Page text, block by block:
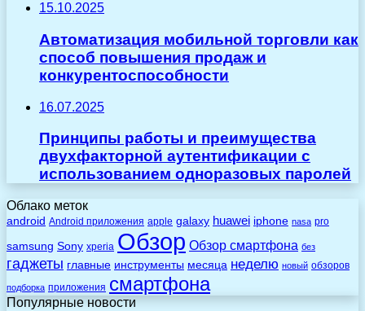
15.10.2025
Автоматизация мобильной торговли как
способ повышения продаж и
конкурентоспособности
16.07.2025
Принципы работы и преимущества
двухфакторной аутентификации с
использованием одноразовых паролей
Облако меток
android Android приложения apple galaxy huawei iphone nasa pro
samsung Sony xperia Обзор Обзор смартфона без
гаджеты главные инструменты месяца неделю новый обзоров
подборка приложения смартфона
Популярные новости